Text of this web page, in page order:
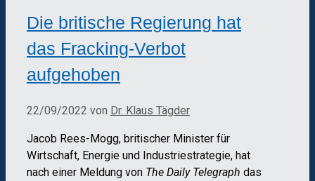
Die britische Regierung hat
das Fracking-Verbot
aufgehoben
22/09/2022 von Dr. Klaus Tägder
Jacob Rees-Mogg, britischer Minister für
Wirtschaft, Energie und Industriestrategie, hat
nach einer Meldung von The Daily Telegraph das